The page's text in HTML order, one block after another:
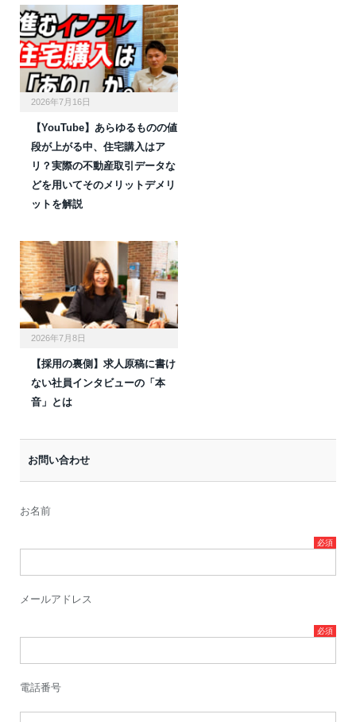
2026年7月16日
【YouTube】あらゆるものの値
段が上がる中、住宅購入はア
リ？実際の不動産取引データな
どを用いてそのメリットデメリ
ットを解説
2026年7月8日
【採用の裏側】求人原稿に書け
ない社員インタビューの「本
音」とは
お問い合わせ
お名前
メールアドレス
電話番号